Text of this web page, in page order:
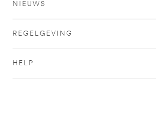
NIEUWS
REGELGEVING
HELP